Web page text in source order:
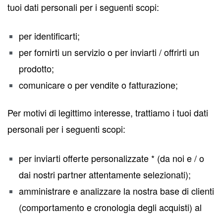
tuoi dati personali per i seguenti scopi:
per identificarti;
per fornirti un servizio o per inviarti / offrirti un
prodotto;
comunicare o per vendite o fatturazione;
Per motivi di legittimo interesse, trattiamo i tuoi dati
personali per i seguenti scopi:
per inviarti offerte personalizzate * (da noi e / o
dai nostri partner attentamente selezionati);
amministrare e analizzare la nostra base di clienti
(comportamento e cronologia degli acquisti) al